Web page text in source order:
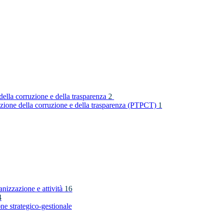
corruzione e della trasparenza 2
della corruzione e della trasparenza (PTPCT) 1
e attività 16
strategico-gestionale